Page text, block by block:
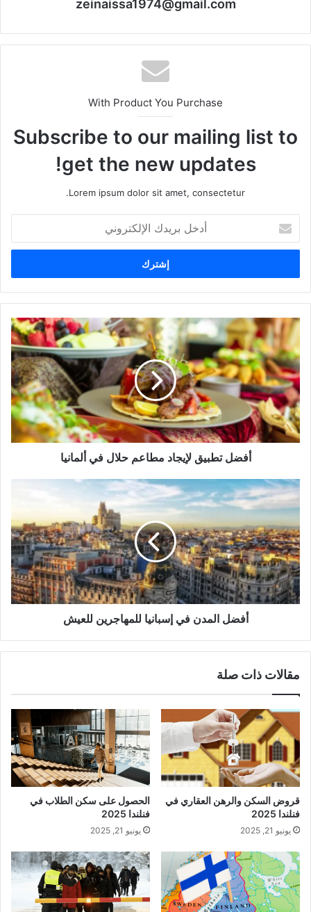
zeinaissa1974@gmail.com
With Product You Purchase
Subscribe to our mailing list to
get the new updates!
Lorem ipsum dolor sit amet, consectetur.
بريدك
الإلكتروني
أفضل
تطبيق
لإيجاد
مطاعم
حلال
في
ألمانيا
أفضل تطبيق لإيجاد مطاعم حلال في ألمانيا
أفضل
المدن
في
إسبانيا
للمهاجرين
للعيش
أفضل المدن في إسبانيا للمهاجرين للعيش
مقالات ذات صلة
قروض السكن والرهن العقاري في
فنلندا 2025
يونيو 21, 2025
الحصول على سكن الطلاب في
فنلندا 2025
يونيو 21, 2025